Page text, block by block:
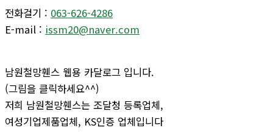
전화걸기 : 063-626-4286
E-mail : issm20@naver.com
남원철망휀스 웹용 카달로그 입니다.
(그림을 클릭하세요^^)
저희 남원철망휀스는 조달청 등록업체,
여성기업제품업체, KS인증 업체입니다